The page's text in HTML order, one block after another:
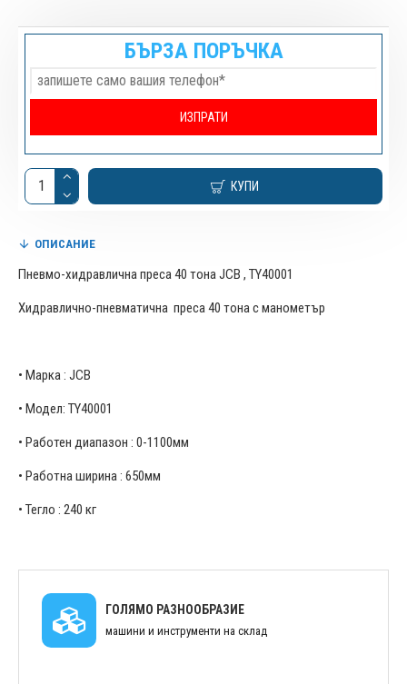
БЪРЗА ПОРЪЧКА
КУПИ
ГОЛЯМО РАЗНООБРАЗИЕ
машини и инструменти на склад
ОПИСАНИЕ
Пневмо-хидравлична преса 40 тона JCB , TY40001
Хидравлично-пневматична преса 40 тона с манометър
• Марка : JCB
• Модел: TY40001
• Работен диапазон : 0-1100мм
• Работна ширина : 650мм
• Тегло : 240 кг